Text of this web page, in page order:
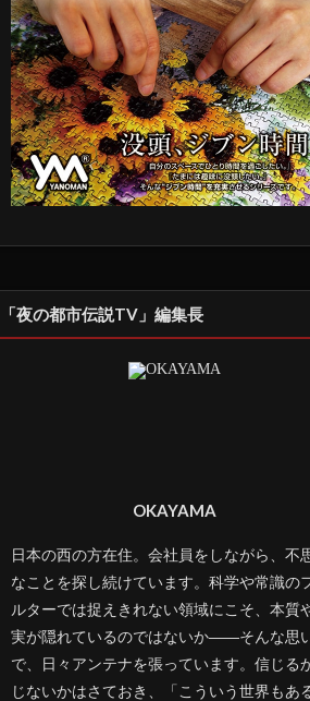
「夜の都市伝説TV」編集長
OKAYAMA
日本の西の方在住。会社員をしながら、不
なことを探し続けています。科学や常識の
ルターでは捉えきれない領域にこそ、本質
実が隠れているのではないか――そんな思
で、日々アンテナを張っています。信じる
じないかはさておき、「こういう世界もあ